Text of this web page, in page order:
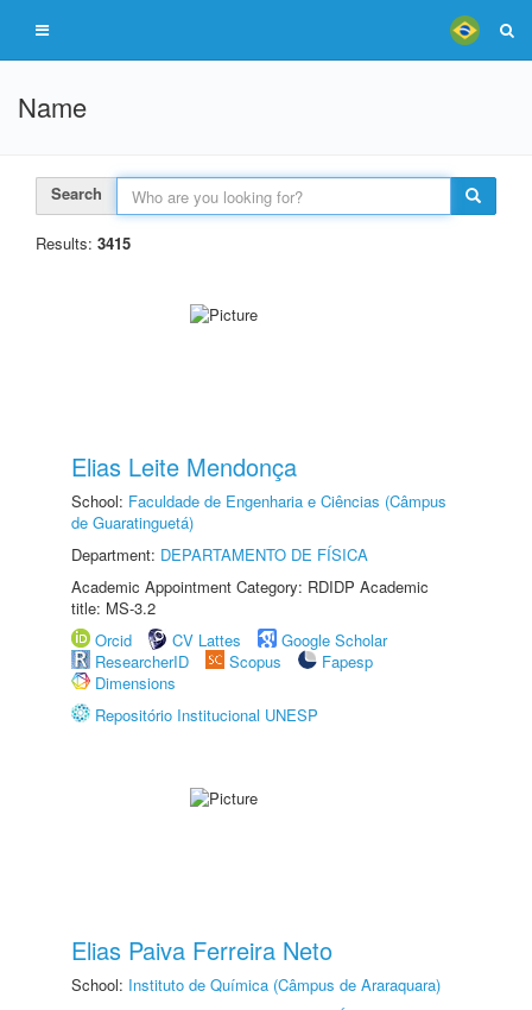
Name
Search
Results: 3415
Elias Leite Mendonça
School: Faculdade de Engenharia e Ciências (Câmpus
de Guaratinguetá)
Department: DEPARTAMENTO DE FÍSICA
Academic Appointment Category: RDIDP Academic
title: MS-3.2
Orcid
CV Lattes
Google Scholar
ResearcherID
Scopus
Fapesp
Dimensions
Repositório Institucional UNESP
Elias Paiva Ferreira Neto
School: Instituto de Química (Câmpus de Araraquara)